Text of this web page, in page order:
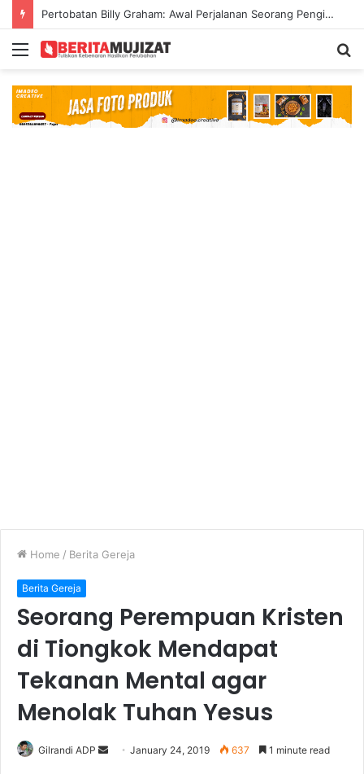
Pertobatan Billy Graham: Awal Perjalanan Seorang Penginjil Dunia
Menu
Home / Berita Gereja
Berita Gereja
Seorang Perempuan Kristen
di Tiongkok Mendapat
Tekanan Mental agar
Menolak Tuhan Yesus
Gilrandi ADP January 24, 2019 637 1 minute read